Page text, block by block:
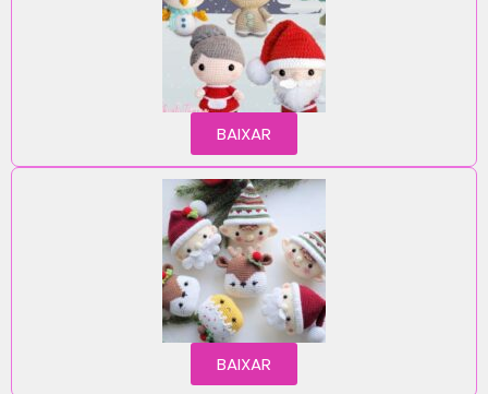
BAIXAR
BAIXAR